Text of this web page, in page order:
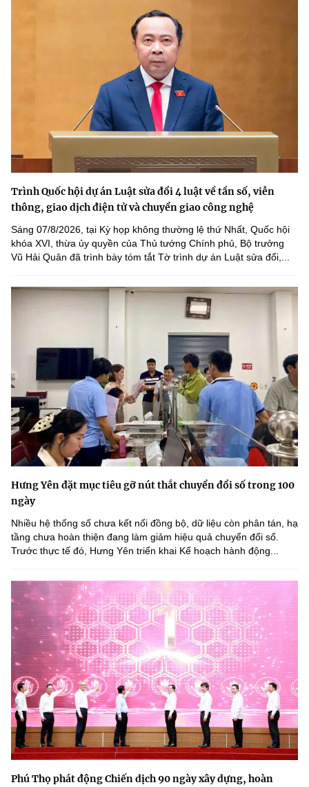
Trình Quốc hội dự án Luật sửa đổi 4 luật về tần số, viễn
thông, giao dịch điện tử và chuyển giao công nghệ
Sáng 07/8/2026, tại Kỳ họp không thường lệ thứ Nhất, Quốc hội
khóa XVI, thừa ủy quyền của Thủ tướng Chính phủ, Bộ trưởng
Vũ Hải Quân đã trình bày tóm tắt Tờ trình dự án Luật sửa đổi,...
Hưng Yên đặt mục tiêu gỡ nút thắt chuyển đổi số trong 100
ngày
Nhiều hệ thống số chưa kết nối đồng bộ, dữ liệu còn phân tán, hạ
tầng chưa hoàn thiện đang làm giảm hiệu quả chuyển đổi số.
Trước thực tế đó, Hưng Yên triển khai Kế hoạch hành động...
Phú Thọ phát động Chiến dịch 90 ngày xây dựng, hoàn